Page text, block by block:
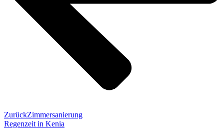
ZurückZimmersanierung
Regenzeit in Kenia